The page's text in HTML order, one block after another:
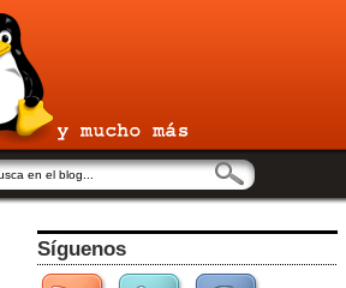
Síguenos